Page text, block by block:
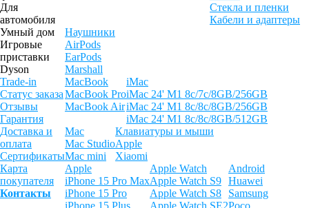
Для
автомобиля
Умный дом
Игровые
приставки
Dyson
Trade-in
Статус заказа
Отзывы
Гарантия
Доставка и
оплата
Сертификаты
Карта
покупателя
Контакты
Стекла и пленки
Кабели и адаптеры
Наушники
AirPods
EarPods
Marshall
MacBook
MacBook Pro
MacBook Air
iMac
iMac 24' M1 8c/7c/8GB/256GB
iMac 24' M1 8c/8c/8GB/256GB
iMac 24' M1 8c/8c/8GB/512GB
Mac
Mac Studio
Mac mini
Клавиатуры и мыши
Apple
Xiaomi
Apple
iPhone 15 Pro Max
iPhone 15 Pro
iPhone 15 Plus
Apple Watch
Apple Watch S9
Apple Watch S8
Apple Watch SE2
Android
Huawei
Samsung
Poco